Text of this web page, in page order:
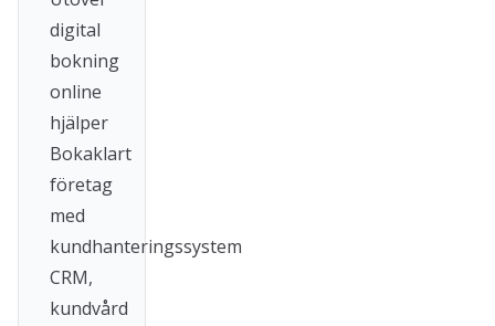
digital
bokning
online
hjälper
Bokaklart
företag
med
kundhanteringssystem
CRM,
kundvård